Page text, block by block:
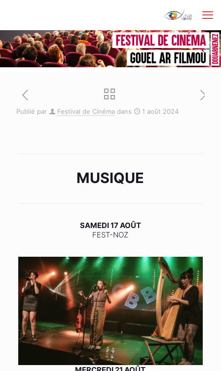
Publié par Festival de Cinéma dans 1 août 2024
MUSIQUE
SAMEDI 17 AOÛT
FEST-NOZ